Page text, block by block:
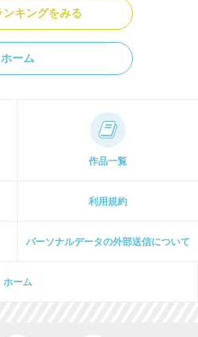
ンキングをみる
ホーム
作品一覧
利用規約
パーソナルデータの外部送信について
ホーム